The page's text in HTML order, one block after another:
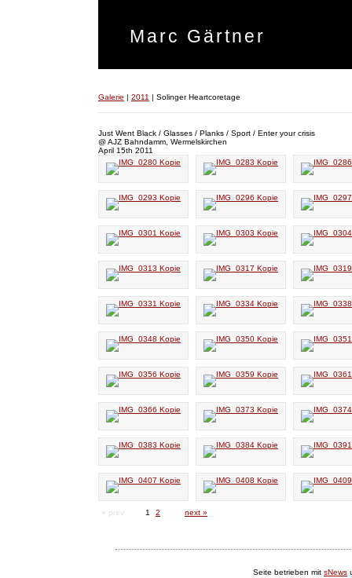
Marc Gärtner
Galerie | 2011 | Solinger Heartcoretage
Just Went Black / Glasses / Planks / Sport / Enter your crisis
@ AJZ Bahndamm, Wermelskirchen
April 15th 2011
« prev 1 2 next »
Seite betrieben mit sNews